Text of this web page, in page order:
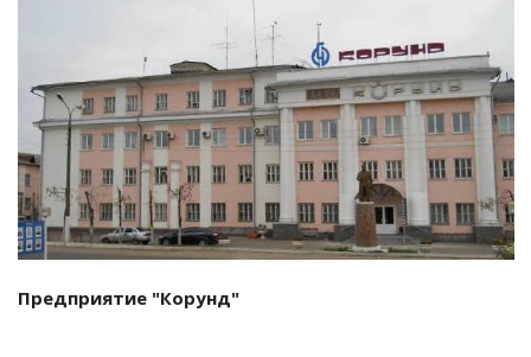
Смотреть проект
Предприятие "Корунд"